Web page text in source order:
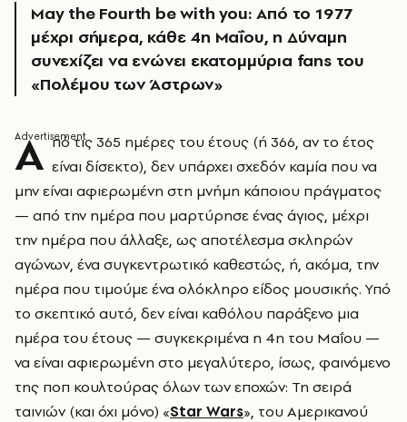
May the Fourth be with you: Από το 1977
μέχρι σήμερα, κάθε 4η Μαΐου, η Δύναμη
συνεχίζει να ενώνει εκατομμύρια fans του
«Πολέμου των Άστρων»
Α πό τις 365 ημέρες του έτους (ή 366, αν το έτος
είναι δίσεκτο), δεν υπάρχει σχεδόν καμία που να
μην είναι αφιερωμένη στη μνήμη κάποιου πράγματος
— από την ημέρα που μαρτύρησε ένας άγιος, μέχρι
την ημέρα που άλλαξε, ως αποτέλεσμα σκληρών
αγώνων, ένα συγκεντρωτικό καθεστώς, ή, ακόμα, την
ημέρα που τιμούμε ένα ολόκληρο είδος μουσικής. Υπό
το σκεπτικό αυτό, δεν είναι καθόλου παράξενο μια
ημέρα του έτους — συγκεκριμένα η 4η του Μαΐου —
να είναι αφιερωμένη στο μεγαλύτερο, ίσως, φαινόμενο
της ποπ κουλτούρας όλων των εποχών: Τη σειρά
ταινιών (και όχι μόνο) «Star Wars», του Αμερικανού